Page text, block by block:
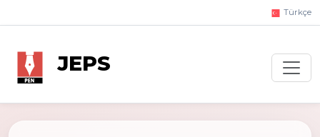
Türkçe
JEPS